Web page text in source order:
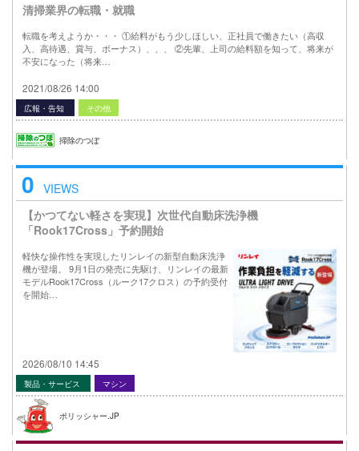
清掃業界の転職・就職
転職を考えようか・・・ ①給料がもう少しほしい、正社員で働きたい（高収
入、高待遇、賞与、ボーナス）、、、 ②先輩、上司の給料額を知って、将来が
不安になった（将来…
2021/08/26 14:00
広報・告知 その他
掃除のつぼ
0 VIEWS
【かつてない軽さを実現】次世代自動床洗浄機
「Rook17Cross」予約開始
軽快な操作性を実現したリンレイの新型自動床洗浄
機が登場。 9月1日の発売に先駆け、リンレイの最新
モデルRook17Cross（ルーク17クロス）の予約受付
を開始…
2026/08/10 14:45
製品・サービス マシン
ポリッシャー.JP